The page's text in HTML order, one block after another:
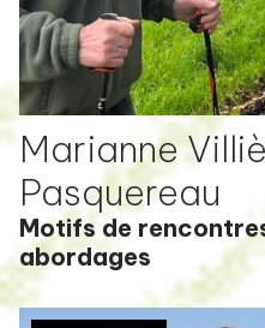
Marianne
Pasquereau
Motifs de
abordages